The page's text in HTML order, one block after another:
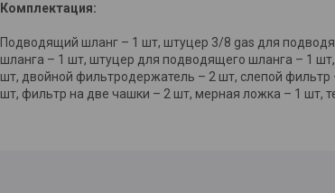
Комплектация:
Подводящий шланг – 1 шт, штуцер 3/8 gas для
шланга – 1 шт, штуцер для подводящего шланга – 1
шт, двойной фильтродержатель – 2 шт, слепой
шт, фильтр на две чашки – 2 шт, мерная ложка – 1 шт,